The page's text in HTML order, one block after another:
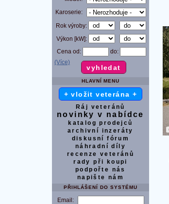
Karoserie:
Rok výroby:
Výkon [kW]:
Cena od:
do:
(Více)
HLAVNÍ MENU
+ vložit veterána +
Ráj veteránů
novinky v nabídce
katalog prodejců
archivní inzeráty
diskusní fórum
náhradní díly
recenze veteránů
rady při koupi
podpořte nás
napište nám
PŘIHLÁŠENÍ DO SYSTÉMU
Email: